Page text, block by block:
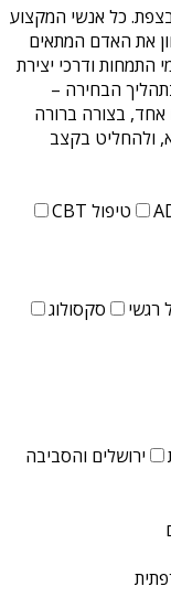
. כל אנשי המקצוע
את האדם המתאים
התמחות ודרכי יצירת
הבחירה –
בצורה ברורה
ולהחליט בקצב
טיפול CBT
רגשי
סקסולוג
ירושלים והסביבה